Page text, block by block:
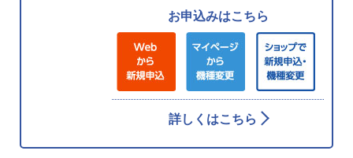
お申込みはこちら
詳しくはこちら